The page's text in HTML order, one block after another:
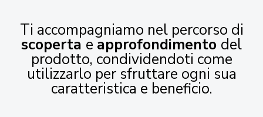
Ti accompagniamo nel percorso di
scoperta e approfondimento del
prodotto, condividendoti come
utilizzarlo per sfruttare ogni sua
caratteristica e beneficio.